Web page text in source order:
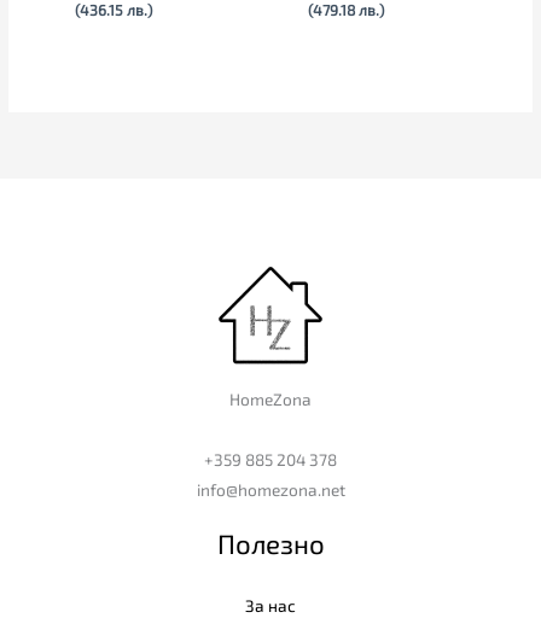
(436.15 лв.)
(479.18 лв.)
HomeZona
+359 885 204 378
info@homezona.net
Полезно
За нас